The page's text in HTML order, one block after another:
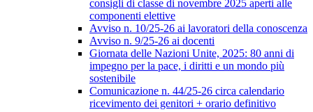
consigli di classe di novembre 2025 aperti alle
componenti elettive
Avviso n. 10/25-26 ai lavoratori della conoscenza
Avviso n. 9/25-26 ai docenti
Giornata delle Nazioni Unite, 2025: 80 anni di
impegno per la pace, i diritti e un mondo più
sostenibile
Comunicazione n. 44/25-26 circa calendario
ricevimento dei genitori + orario definitivo